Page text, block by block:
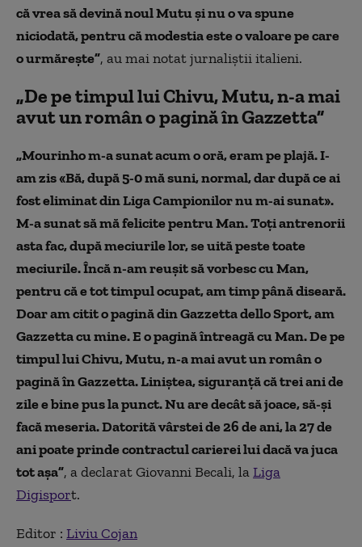
că vrea să devină noul Mutu și nu o va spune
niciodată, pentru că modestia este o valoare pe care
o urmărește”, au mai notat jurnaliștii italieni.
„De pe timpul lui Chivu, Mutu, n-a mai
avut un român o pagină în Gazzetta”
„Mourinho m-a sunat acum o oră, eram pe plajă. I-
am zis «Bă, după 5-0 mă suni, normal, dar după ce ai
fost eliminat din Liga Campionilor nu m-ai sunat».
M-a sunat să mă felicite pentru Man. Toți antrenorii
asta fac, după meciurile lor, se uită peste toate
meciurile. Încă n-am reușit să vorbesc cu Man,
pentru că e tot timpul ocupat, am timp până diseară.
Doar am citit o pagină din Gazzetta dello Sport, am
Gazzetta cu mine. E o pagină întreagă cu Man. De pe
timpul lui Chivu, Mutu, n-a mai avut un român o
pagină în Gazzetta. Liniștea, siguranță că trei ani de
zile e bine pus la punct. Nu are decât să joace, să-și
facă meseria. Datorită vârstei de 26 de ani, la 27 de
ani poate prinde contractul carierei lui dacă va juca
tot așa”, a declarat Giovanni Becali, laLiga
Digisport.
Editor : Liviu Cojan